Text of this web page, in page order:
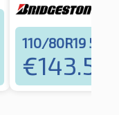
110/80R19 59V
€143.58